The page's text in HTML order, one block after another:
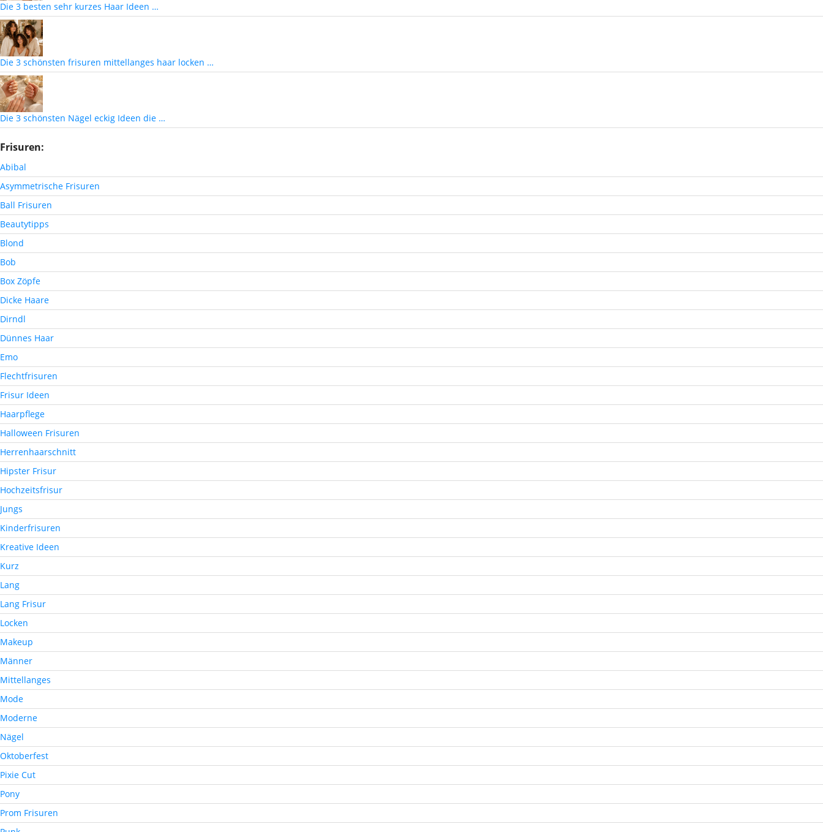
Die 3 besten sehr kurzes Haar Ideen …
Die 3 schönsten frisuren mittellanges haar locken …
Die 3 schönsten Nägel eckig Ideen die …
Frisuren:
Abibal
Asymmetrische Frisuren
Ball Frisuren
Beautytipps
Blond
Bob
Box Zöpfe
Dicke Haare
Dirndl
Dünnes Haar
Emo
Flechtfrisuren
Frisur Ideen
Haarpflege
Halloween Frisuren
Herrenhaarschnitt
Hipster Frisur
Hochzeitsfrisur
Jungs
Kinderfrisuren
Kreative Ideen
Kurz
Lang
Lang Frisur
Locken
Makeup
Männer
Mittellanges
Mode
Moderne
Nägel
Oktoberfest
Pixie Cut
Pony
Prom Frisuren